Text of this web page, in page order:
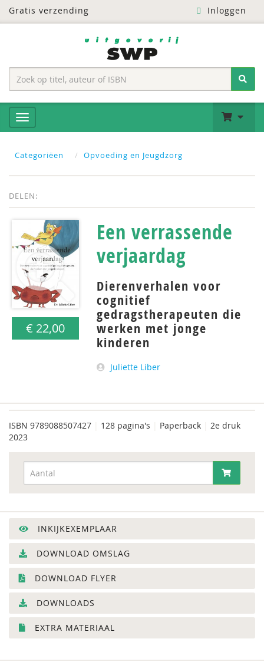
Gratis verzending Inloggen
Categoriëen Opvoeding en Jeugdzorg
DELEN:
€ 22,00
Een verrassende
verjaardag
Dierenverhalen voor
cognitief
gedragstherapeuten die
werken met jonge
kinderen
Juliette Liber
ISBN 9789088507427 128 pagina's Paperback
2e druk
2023
INKIJKEXEMPLAAR
DOWNLOAD OMSLAG
DOWNLOAD FLYER
DOWNLOADS
EXTRA MATERIAAL